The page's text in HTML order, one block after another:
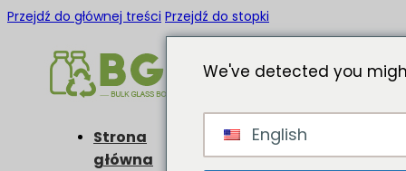
Przejdź do głównej treści Przejdź do stopki
Strona
główna
We've detected you
English